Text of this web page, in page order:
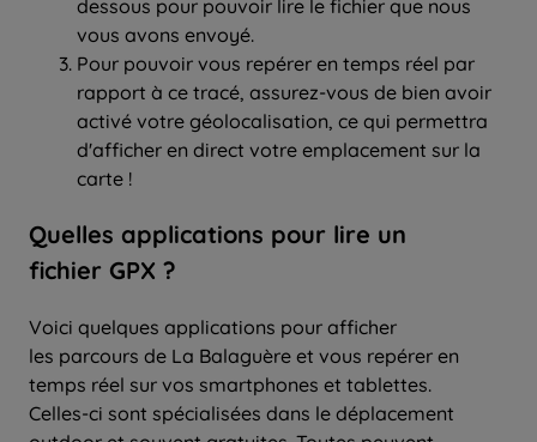
dessous pour pouvoir lire le fichier que nous
vous avons envoyé.
Pour pouvoir vous repérer en temps réel par
rapport à ce tracé, assurez-vous de bien avoir
activé votre géolocalisation, ce qui permettra
d'afficher en direct votre emplacement sur la
carte !
Quelles applications pour lire un
fichier GPX ?
Voici quelques applications pour afficher
les parcours de La Balaguère et vous repérer en
temps réel sur vos smartphones et tablettes.
Celles-ci sont spécialisées dans le déplacement